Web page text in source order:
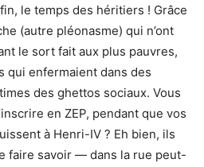
le temps des héritiers ! Grâce
(autre pléonasme) qui n’ont
le sort fait aux plus pauvres,
qui enfermaient dans des
des ghettos sociaux. Vous
en ZEP, pendant que vos
à Henri-IV ? Eh bien, ils
faire savoir — dans la rue peut-